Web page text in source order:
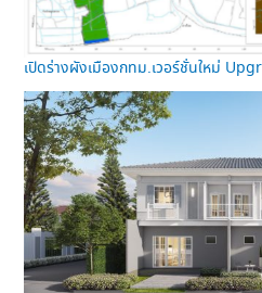
เปิดร่างผังเมืองกทม.เวอร์ชั่นใหม่